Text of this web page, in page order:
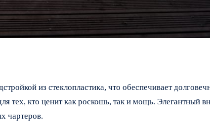
из стеклопластика, что обеспечивает
тех, кто ценит как роскошь, так и мощь.
чартеров.